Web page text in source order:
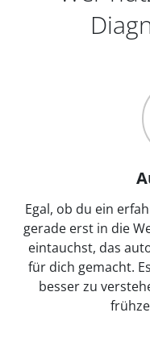
Egal, ob du ein
gerade erst in die
eintauchst, das
für dich gemacht.
besser zu